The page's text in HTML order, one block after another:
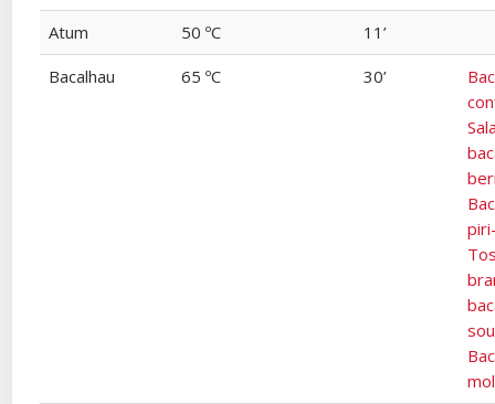
Atum
50 ºC
11’
Bacalhau
65 ºC 30’